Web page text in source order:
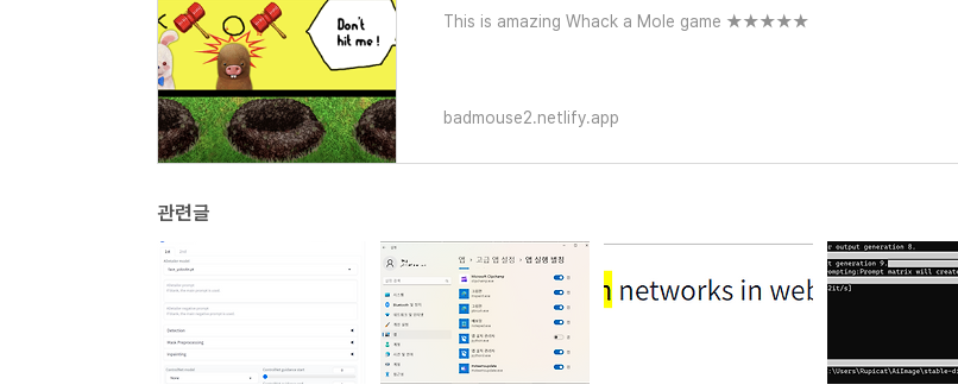
This is amazing Whack a Mole game ★★★★★
badmouse2.netlify.app
관련글